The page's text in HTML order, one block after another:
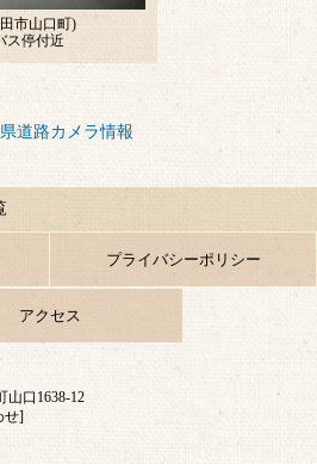
道路カメラ情報
プライバシーポリシー
アクセス
山口1638-12
せ]